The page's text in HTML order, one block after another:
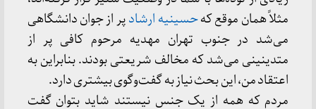
مثلاً همان موقع کهحسینیه ارشادپر از جوان دانشگاهی
می‌شد در جنوب تهران مهدیه مرحوم کافی پر از
متدینینی می‌شد که مخالف شریعتی بودند. بنابراین به
اعتقاد من، این بحث نیاز به گفت‌وگوی بیشتری دارد.
مردم که همه از یک جنس نیستند شاید بتوان گفت